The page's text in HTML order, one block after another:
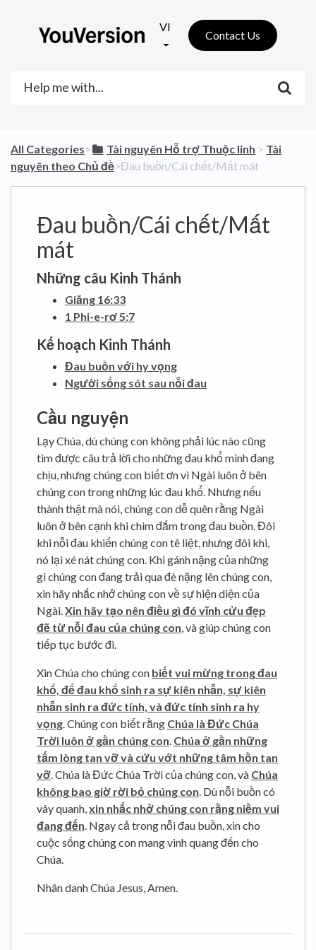
VI
Contact Us
All Categories​>​ ​Tài nguyên Hỗ trợ Thuộc linh ​ > ​ ​Tài
nguyên theo Chủ đề​>​ Đau buồn/Cái chết/Mất mát
Đau buồn/Cái chết/Mất
mát
Những câu Kinh Thánh
Giăng 16:33
1 Phi-e-rơ 5:7
Kế hoạch Kinh Thánh
Đau buồn với hy vọng
Người sống sót sau nỗi đau
Cầu nguyện
Lạy Chúa, dù chúng con không phải lúc nào cũng
tìm được câu trả lời cho những đau khổ mình đang
chịu, nhưng chúng con biết ơn vì Ngài luôn ở bên
chúng con trong những lúc đau khổ. Nhưng nếu
thành thật mà nói, chúng con dễ quên rằng Ngài
luôn ở bên cạnh khi chìm đắm trong đau buồn. Đôi
khi nỗi đau khiến chúng con tê liệt, nhưng đôi khi,
nó lại xé nát chúng con. Khi gánh nặng của những
gì chúng con đang trải qua đè nặng lên chúng con,
xin hãy nhắc nhở chúng con về sự hiện diện của
Ngài.Xin hãy tạo nên điều gì đó vĩnh cửu đẹp
đẽ từ nỗi đau của chúng con, và giúp chúng con
tiếp tục bước đi.
Xin Chúa cho chúng con biết vui mừng trong đau
khổ, để đau khổ sinh ra sự kiên nhẫn, sự kiên
nhẫn sinh ra đức tính, và đức tính sinh ra hy
vọng. Chúng con biết rằng Chúa là Đức Chúa
Trời luôn ở gần chúng con. Chúa ở gần những
tấm lòng tan vỡ và cứu vớt những tâm hồn tan
vỡ. Chúa là Đức Chúa Trời của chúng con, và Chúa
không bao giờ rời bỏ chúng con. Dù nỗi buồn có
vây quanh,xin nhắc nhở chúng con rằng niềm vui
đang đến. Ngay cả trong nỗi đau buồn, xin cho
cuộc sống chúng con mang vinh quang đến cho
Chúa.
Nhân danh Chúa Jesus, Amen.